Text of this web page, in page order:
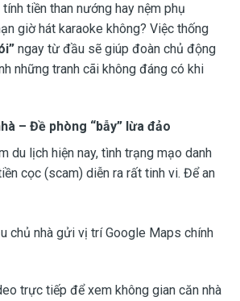
tiền than nướng hay nệm phụ
giờ hát karaoke không? Việc thống
ngay từ đầu sẽ giúp đoàn chủ động
những tranh cãi không đáng có khi
– Đề phòng “bẫy” lừa đảo
du lịch hiện nay, tình trạng mạo danh
cọc (scam) diễn ra rất tinh vi. Để an
chủ nhà gửi vị trí Google Maps chính
trực tiếp để xem không gian căn nhà